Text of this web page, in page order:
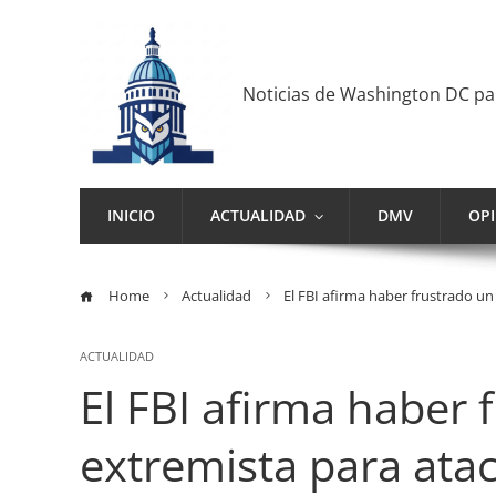
Noticias de Washington DC
INICIO ACTUALIDAD DMV
Home Actualidad El FBI afirma haber frustrado
ACTUALIDAD
El FBI afirma
extremista para